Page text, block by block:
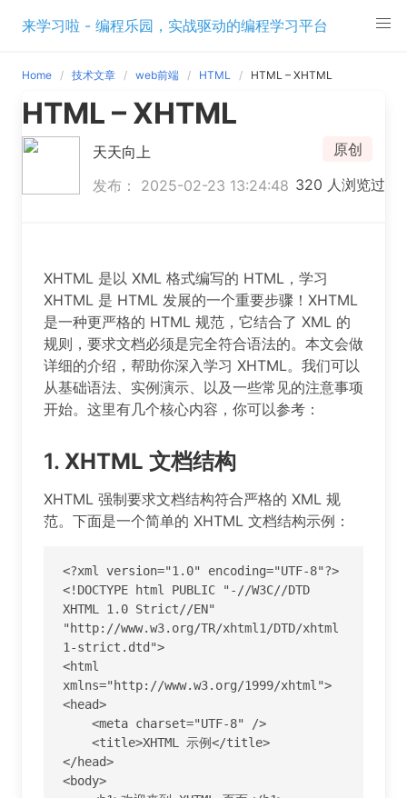
来学习啦 - 编程乐园，实战驱动的编程学习平台
Home 技术文章 web前端 HTML HTML – XHTML
HTML – XHTML
天天向上
发布： 2025-02-23 13:24:48
原创
320 人浏览过
XHTML 是以 XML 格式编写的 HTML，学习
XHTML 是 HTML 发展的一个重要步骤！XHTML
是一种更严格的 HTML 规范，它结合了 XML 的
规则，要求文档必须是完全符合语法的。本文会做
详细的介绍，帮助你深入学习 XHTML。我们可以
从基础语法、实例演示、以及一些常见的注意事项
开始。这里有几个核心内容，你可以参考：
1. XHTML 文档结构
XHTML 强制要求文档结构符合严格的 XML 规
范。下面是一个简单的 XHTML 文档结构示例：
<?xml version="1.0" encoding="UTF-8"?>
<!DOCTYPE html PUBLIC "-//W3C//DTD
XHTML 1.0 Strict//EN"
"http://www.w3.org/TR/xhtml1/DTD/xhtml
1-strict.dtd">
<html
xmlns="http://www.w3.org/1999/xhtml">
<head>
</head>
<body>